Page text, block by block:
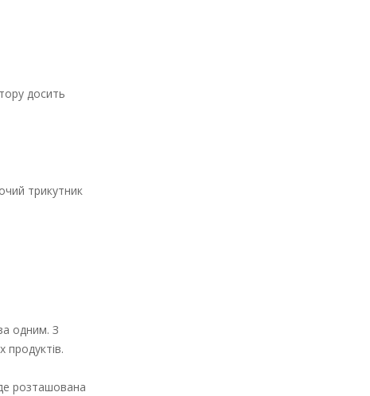
досить
трикутник
одним. З
розташована